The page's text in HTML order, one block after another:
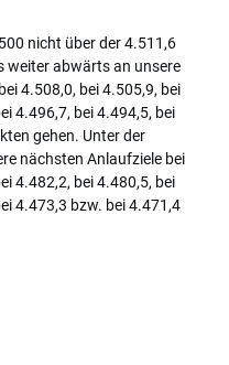
nicht über der 4.511,6
weiter abwärts an unsere
4.508,0, bei 4.505,9, bei
4.496,7, bei 4.494,5, bei
gehen. Unter der
nächsten Anlaufziele bei
4.482,2, bei 4.480,5, bei
4.473,3 bzw. bei 4.471,4